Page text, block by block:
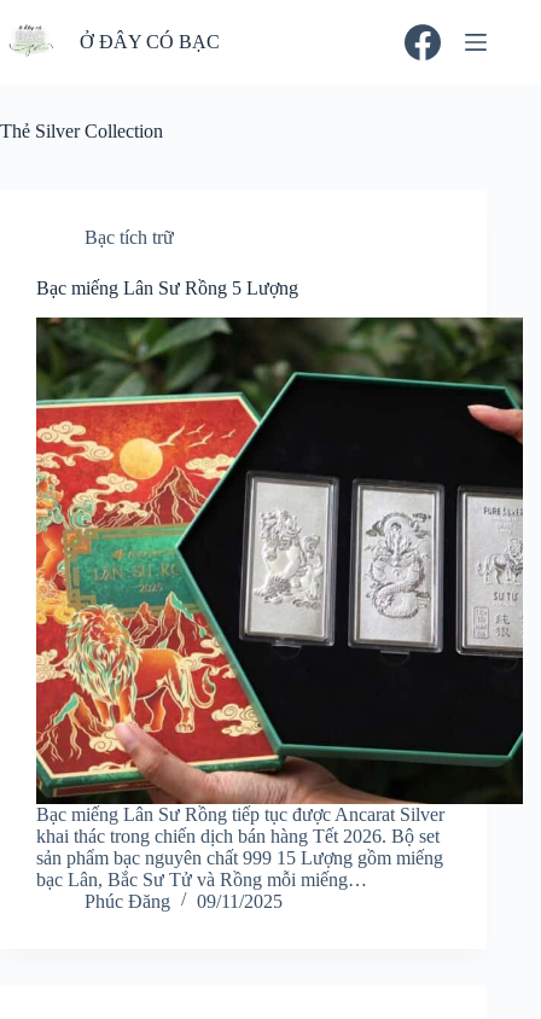
đến
phần
Ở ĐÂY CÓ BẠC
Thẻ Silver Collection
Bạc tích trữ
Bạc miếng Lân Sư Rồng 5 Lượng
Bạc miếng Lân Sư Rồng tiếp tục được Ancarat Silver
khai thác trong chiến dịch bán hàng Tết 2026. Bộ set
sản phẩm bạc nguyên chất 999 15 Lượng gồm miếng
bạc Lân, Bắc Sư Tử và Rồng mỗi miếng…
Phúc Đăng
09/11/2025